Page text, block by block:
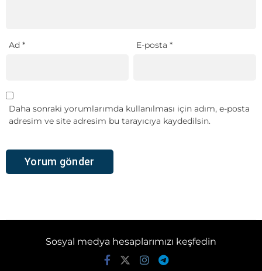
Ad * E-posta*
Daha sonraki yorumlarımda kullanılması için adım, e-posta
adresim ve site adresim bu tarayıcıya kaydedilsin.
Sosyal medya hesaplarımızı keşfedin